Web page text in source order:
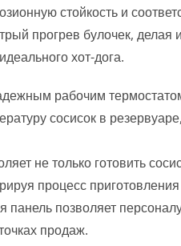
стойкость и
прогрев булочек,
хот-дога.
рабочим
сосисок в
не только готовить
процесс
панель позволяет
продаж.